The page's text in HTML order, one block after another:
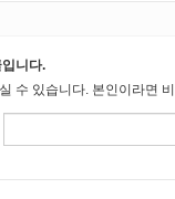
니다.
수 있습니다. 본인이라면